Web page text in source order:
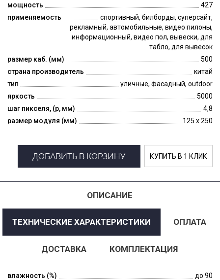
мощность
427
применяемость
спортивный, билборды, суперсайт,
рекламный, автомобильные, видео пилоны,
информационный, видео пол, вывески, для
табло, для вывесок
размер каб. (мм)
500
страна производитель
китай
тип
уличные, фасадный, outdoor
яркость
5000
шаг пикселя, (p, мм)
4,8
размер модуля (мм)
125 x 250
ДОБАВИТЬ В КОРЗИНУ КУПИТЬ В 1 КЛИК
ОПИСАНИЕ
ТЕХНИЧЕСКИЕ ХАРАКТЕРИСТИКИ ОПЛАТА
ДОСТАВКА КОМПЛЕКТАЦИЯ
влажность (%)
до 90